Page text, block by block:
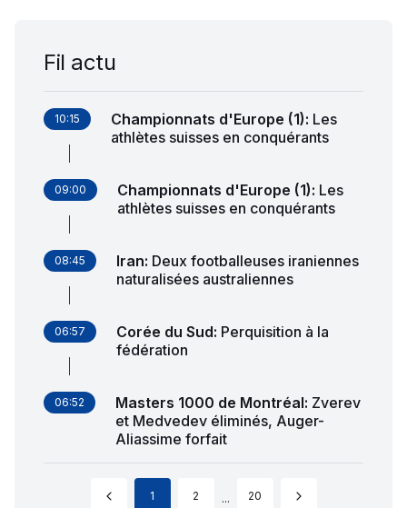
Fil actu
10:15 Championnats d'Europe (1): Les
athlètes suisses en conquérants
09:00 Championnats d'Europe (1): Les
athlètes suisses en conquérants
08:45 Iran: Deux footballeuses iraniennes
naturalisées australiennes
06:57 Corée du Sud: Perquisition à la
fédération
06:52 Masters 1000 de Montréal: Zverev
et Medvedev éliminés, Auger-
Aliassime forfait
1 2 ... 20